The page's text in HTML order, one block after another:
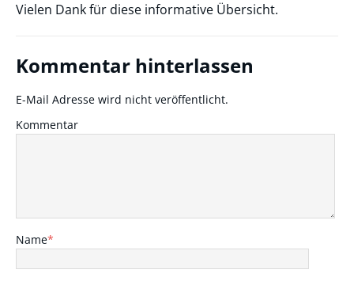
Vielen Dank für diese informative Übersicht.
Kommentar hinterlassen
E-Mail Adresse wird nicht veröffentlicht.
Kommentar
Name*